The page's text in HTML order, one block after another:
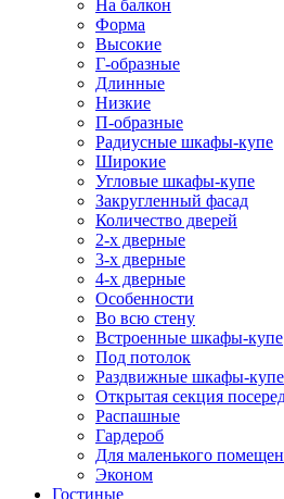
На балкон
Форма
Высокие
Г-образные
Длинные
Низкие
П-образные
Радиусные шкафы-купе
Широкие
Угловые шкафы-купе
Закругленный фасад
Количество дверей
2-х дверные
3-х дверные
4-х дверные
Особенности
Во всю стену
Встроенные шкафы-купе
Под потолок
Раздвижные шкафы-купе
Открытая секция
Распашные
Гардероб
Для маленького
Эконом
Гостиные